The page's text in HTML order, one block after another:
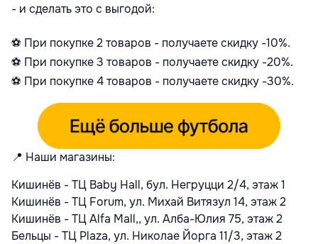
- и сделать это с выгодой:
⚽️ При покупке 2 товаров - получаете скидку -10%.
⚽️ При покупке 3 товаров - получаете скидку -20%.
⚽️ При покупке 4 товаров - получаете скидку -30%.
📍 Наши магазины:
Кишинёв - ТЦ Baby Hall, бул. Негруцци 2/4, этаж 1
Кишинёв - ТЦ Forum, ул. Михай Витязул 14, этаж 2
Кишинёв - ТЦ Alfa Mall,, ул. Алба-Юлия 75, этаж 2
Бельцы - ТЦ Plaza, ул. Николае Йорга 11/3, этаж 2